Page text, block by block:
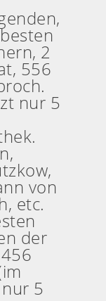
2
556
nur 5
von
etc.
der
5